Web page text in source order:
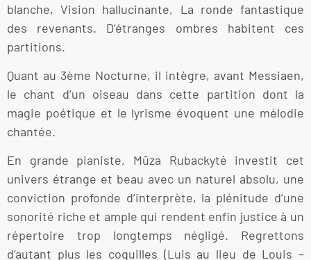
blanche, Vision hallucinante, La ronde fantastique
des revenants. D’étranges ombres habitent ces
partitions.
Quant au 3ème Nocturne, il intègre, avant Messiaen,
le chant d’un oiseau dans cette partition dont la
magie poétique et le lyrisme évoquent une mélodie
chantée.
En grande pianiste, Mūza Rubackytė investit cet
univers étrange et beau avec un naturel absolu, une
conviction profonde d’interprète, la plénitude d’une
sonorité riche et ample qui rendent enfin justice à un
répertoire trop longtemps négligé. Regrettons
d’autant plus les coquilles (Luis au lieu de Louis –